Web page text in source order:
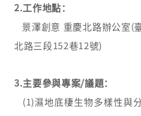
2.工作地點：
景澤創意 重慶北路辦公室(
北路三段152巷12號)
3.主要參與專案/議題：
(1)濕地底棲生物多樣性與